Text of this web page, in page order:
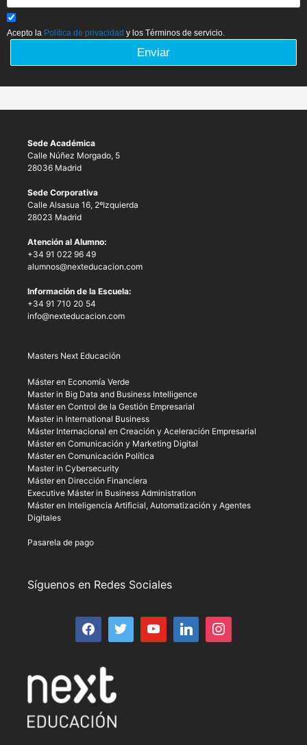
Acepto la Política de privacidad y los Términos de servicio.
Enviar
Sede Académica
Calle Núñez Morgado, 5
28036 Madrid
Sede Corporativa
Calle Alsasua 16, 2ºIzquierda
28023 Madrid
Atención al Alumno:
+34 91 022 96 49
alumnos@nexteducacion.com
Información de la Escuela:
+34 91 710 20 54
info@nexteducacion.com
Masters Next Educación
Máster en Economía Verde
Master in Big Data and Business Intelligence
Máster en Control de la Gestión Empresarial
Master in International Business
Máster Internacional en Creación y Aceleración Empresarial
Máster en Comunicación y Marketing Digital
Máster en Comunicación Política
Master in Cybersecurity
Máster en Dirección Financiera
Executive Máster in Business Administration
Máster en Inteligencia Artificial, Automatización y Agentes
Digitales
Pasarela de pago
Síguenos en Redes Sociales